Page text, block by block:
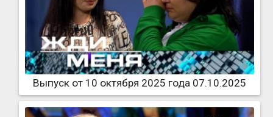
Выпуск от 10 октября 2025 года 07.10.2025